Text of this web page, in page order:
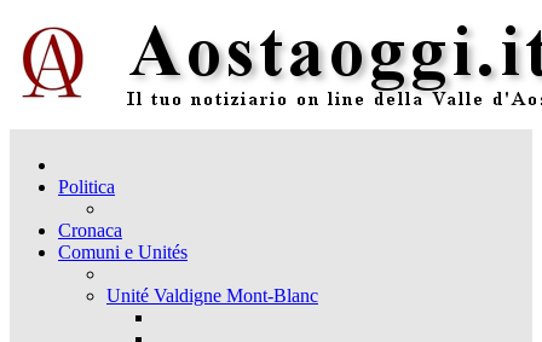
Politica
Cronaca
Comuni e Unités
Unité Valdigne Mont-Blanc